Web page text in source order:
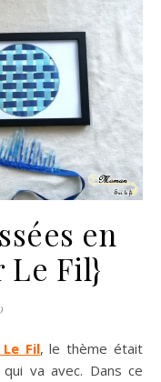
en
Le Fil}
Fil, le thème était
va avec. Dans ce